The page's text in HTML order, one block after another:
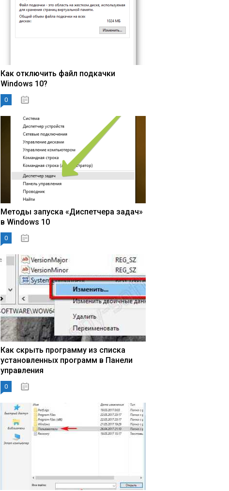
Как отключить файл подкачки
Windows 10?
0
Методы запуска «Диспетчера задач»
в Windows 10
0
Как скрыть программу из списка
установленных программ в Панели
управления
0